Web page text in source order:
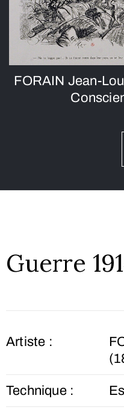
FORAIN Jean-
Guerre
Artiste :
Technique :